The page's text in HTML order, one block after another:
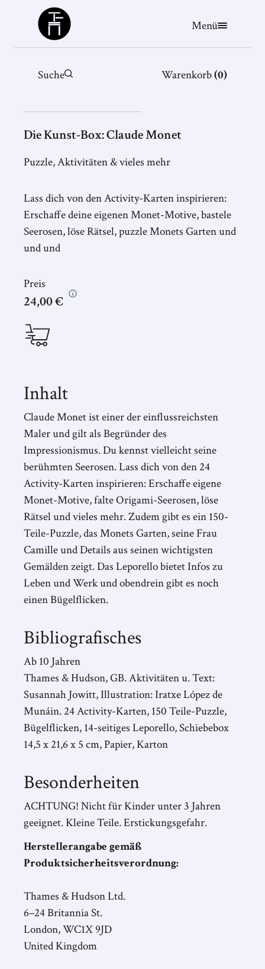
Büchergilde
Menü
Suche Warenkorb(0)
Die Kunst-Box: Claude Monet
Puzzle, Aktivitäten & vieles mehr
Lass dich von den Activity-Karten inspirieren:
Erschaffe deine eigenen Monet-Motive, bastele
Seerosen, löse Rätsel, puzzle Monets Garten und
und und
Preis
24,00 €
Inhalt
Claude Monet ist einer der einflussreichsten
Maler und gilt als Begründer des
Impressionismus. Du kennst vielleicht seine
berühmten Seerosen. Lass dich von den 24
Activity-Karten inspirieren: Erschaffe eigene
Monet-Motive, falte Origami-Seerosen, löse
Rätsel und vieles mehr. Zudem gibt es ein 150-
Teile-Puzzle, das Monets Garten, seine Frau
Camille und Details aus seinen wichtigsten
Gemälden zeigt. Das Leporello bietet Infos zu
Leben und Werk und obendrein gibt es noch
einen Bügelflicken.
Bibliografisches
Ab 10 Jahren
Thames & Hudson, GB. Aktivitäten u. Text:
Susannah Jowitt, Illustration: Iratxe López de
Munáin. 24 Activity-Karten, 150 Teile-Puzzle,
Bügelflicken, 14-seitiges Leporello, Schiebebox
14,5 x 21,6 x 5 cm, Papier, Karton
Besonderheiten
ACHTUNG! Nicht für Kinder unter 3 Jahren
geeignet. Kleine Teile. Erstickungsgefahr.
Herstellerangabe gemäß
Produktsicherheitsverordnung:
Thames & Hudson Ltd.
6–24 Britannia St.
London, WC1X 9JD
United Kingdom